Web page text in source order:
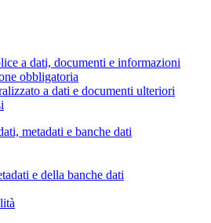
a dati, documenti e informazioni
obbligatoria
a dati e documenti ulteriori
metadati e banche dati
e della banche dati